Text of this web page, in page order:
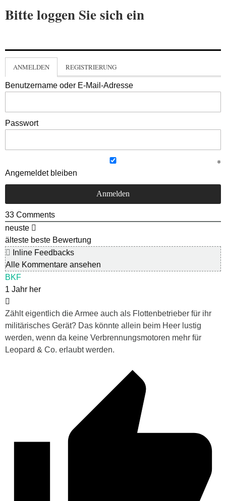
Bitte loggen Sie sich ein
ANMELDEN REGISTRIERUNG
Benutzername oder E-Mail-Adresse
Passwort
Angemeldet bleiben
33 Comments
neuste
älteste beste Bewertung
Inline Feedbacks
Alle Kommentare ansehen
BKF
1 Jahr her
Zählt eigentlich die Armee auch als Flottenbetrieber für ihr
militärisches Gerät? Das könnte allein beim Heer lustig
werden, wenn da keine Verbrennungsmotoren mehr für
Leopard & Co. erlaubt werden.